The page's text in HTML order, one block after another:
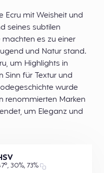
Ecru mit Weisheit und
seines subtilen
es zu einer
und Natur stand.
um Highlights in
Sinn für Textur und
wurde
renommierten Marken
um Eleganz und
30%, 73%